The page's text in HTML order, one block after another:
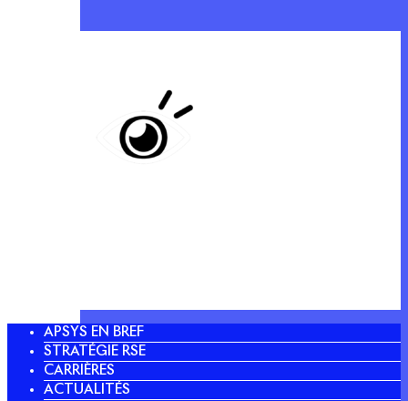
APSYS EN BREF
STRATÉGIE RSE
CARRIÈRES
ACTUALITÉS